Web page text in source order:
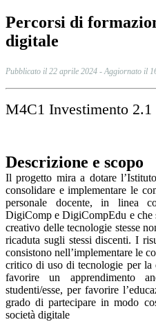
Percorsi di
digitale
Pubblicato il 22 aprile 2024 - Aggiornato il
M4C1 Investimento
Descrizione e scopo
Il progetto mira a dotare
consolidare e implementare le
personale docente, in linea
DigiComp e DigiCompEdu e che
creativo delle tecnologie stesse
ricaduta sugli stessi discenti. I
consistono nell’implementare le
critico di uso di tecnologie per la
favorire un apprendimento
studenti/esse, per favorire
grado di partecipare in modo
società digitale